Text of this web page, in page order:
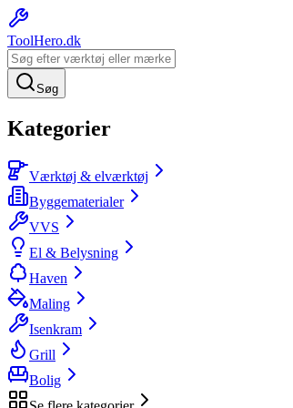
ToolHero.dk
Søg
Kategorier
Værktøj & elværktøj
Byggematerialer
VVS
El & Belysning
Haven
Maling
Isenkram
Grill
Bolig